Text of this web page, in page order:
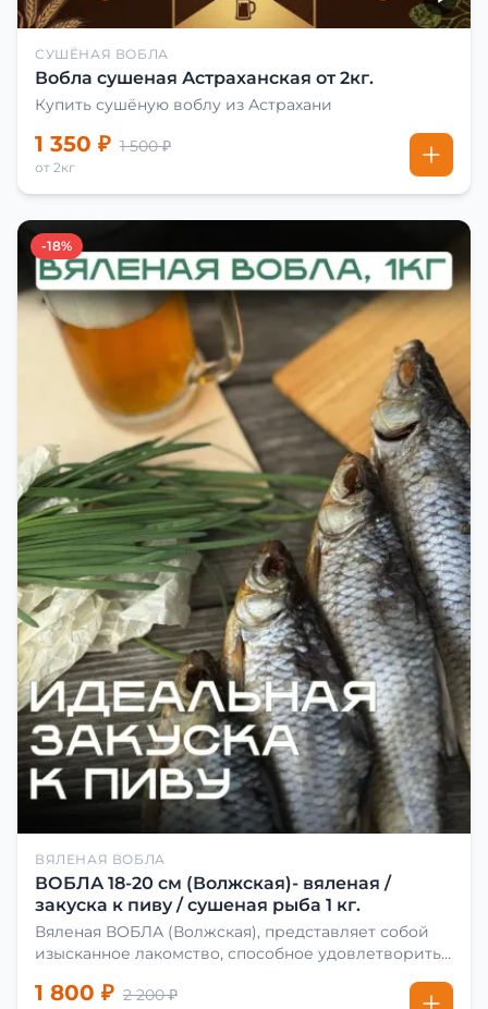
СУШЁНАЯ ВОБЛА
Вобла сушеная Астраханская от 2кг.
Купить сушёную воблу из Астрахани
1 350 ₽ 1 500 ₽
от 2кг
-18%
ВЯЛЕНАЯ ВОБЛА
ВОБЛА 18-20 см (Волжская)- вяленая /
закуска к пиву / сушеная рыба 1 кг.
Вяленая ВОБЛА (Волжская), представляет собой
изысканное лакомство, способное удовлетворить
сделать вяленую воблу, её сначала хорошо солят.
1 800 ₽ 2 200 ₽